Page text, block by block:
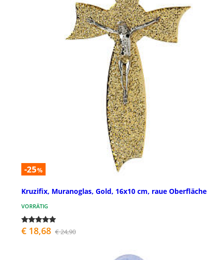
-25%
Kruzifix, Muranoglas, Gold, 16x10 cm, raue Oberfläche
VORRÄTIG
€ 18,68 € 24,90